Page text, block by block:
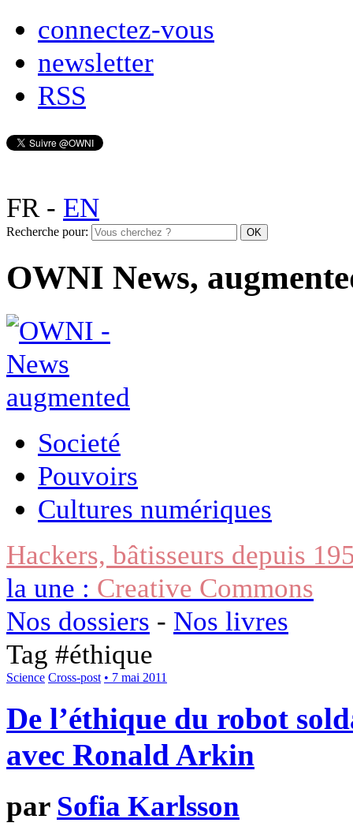
connectez-vous
newsletter
RSS
FR- EN
Recherche pour:
OWNI News,
Societé
Pouvoirs
Cultures numériques
Hackers, bâtisseurs depuis
la une : Creative Commons
Nos dossiers - Nos livres
Tag #éthique
Science Cross-post • 7 mai 2011
De l’éthique du robot
avec Ronald Arkin
par Sofia Karlsson